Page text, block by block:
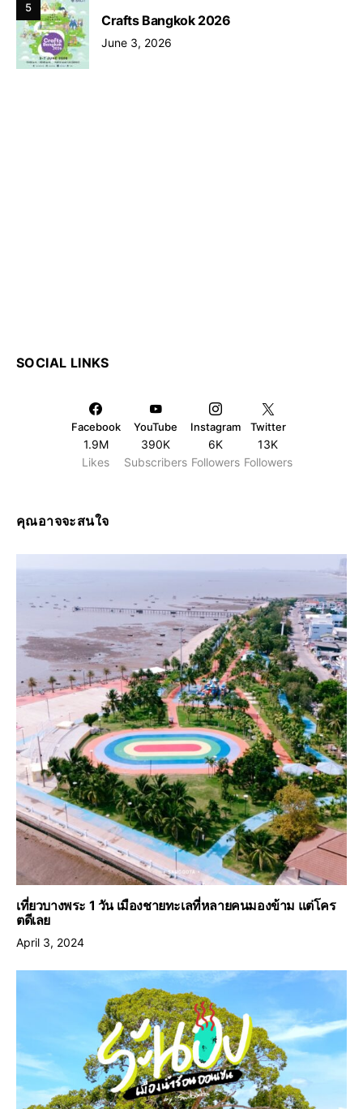
5
Crafts Bangkok 2026
June 3, 2026
SOCIAL LINKS
Facebook
1.9M
Likes
YouTube
390K
Subscribers
Instagram
6K
Followers
Twitter
13K
Followers
คุณอาจจะสนใจ
เที่ยวบางพระ 1 วัน เมืองชายทะเลที่หลายคนมองข้าม แต่โคร
ตดีเลย
April 3, 2024